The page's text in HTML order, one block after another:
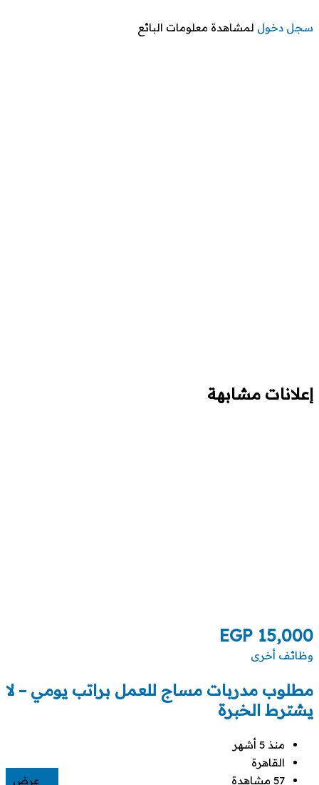
سجل دخول لمشاهدة معلومات البائع
إعلانات مشابهة
عرض
EGP 15,000
وظائف أخرى
مطلوب مدربات مساج للعمل براتب يومي – لا
يشترط الخبرة
منذ 5 أشهر
القاهرة
57 مشاهدة